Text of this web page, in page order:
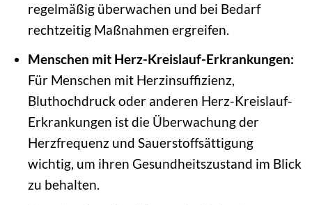
regelmäßig überwachen und bei Bedarf
rechtzeitig Maßnahmen ergreifen.
Menschen mit Herz-Kreislauf-Erkrankungen:
Für Menschen mit Herzinsuffizienz,
Bluthochdruck oder anderen Herz-Kreislauf-
Erkrankungen ist die Überwachung der
Herzfrequenz und Sauerstoffsättigung
wichtig, um ihren Gesundheitszustand im Blick
zu behalten.